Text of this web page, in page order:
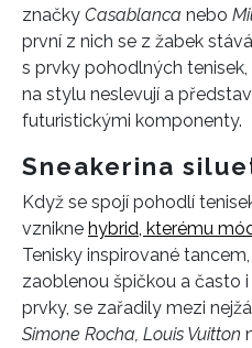
značky Casablanca nebo
první z nich se z žabek
s prvky pohodlných
na stylu neslevují a
futuristickými komponenty.
Sneakerina
Když se spojí pohodlí
vznikne hybrid, kterému
Tenisky inspirované
zaoblenou špičkou a často
prvky, se zařadily mezi
Simone Rocha, Louis Vuitton